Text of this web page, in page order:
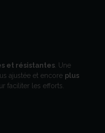
et résistantes. Une
ajustée et encore plus
faciliter les efforts.